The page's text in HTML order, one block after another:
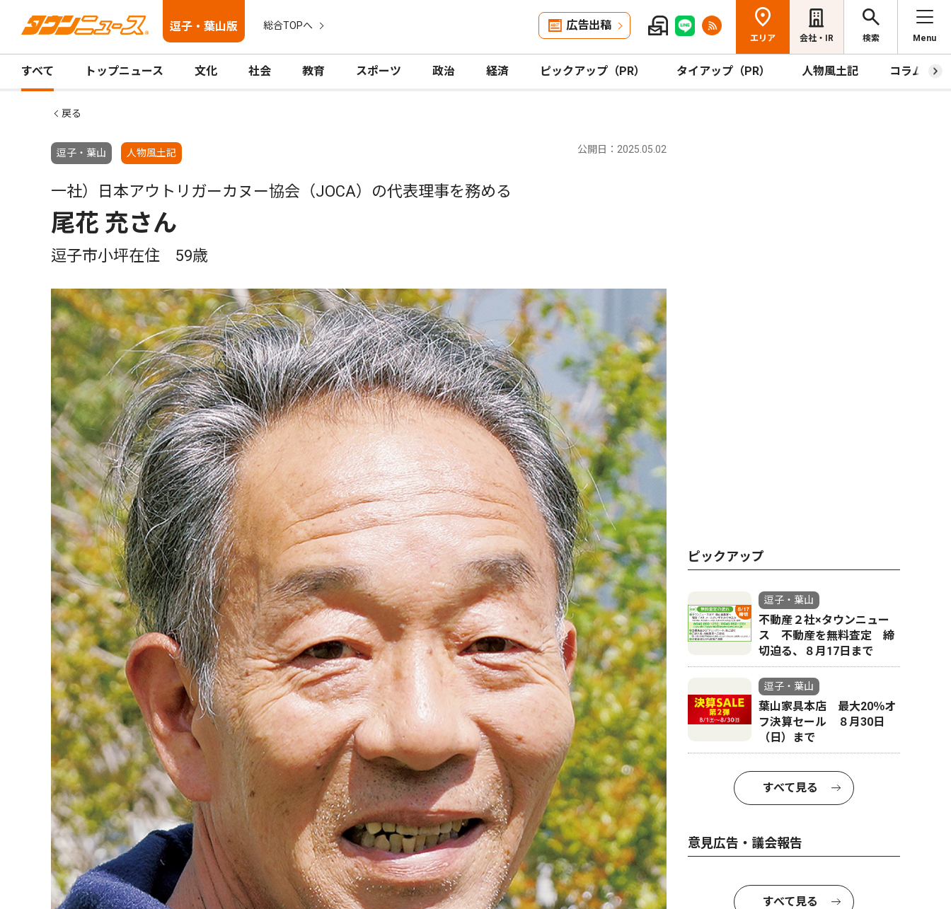
逗子・葉山版 総合TOPへ 広告出稿
エリア 会社・IR 検索 Menu
すべて トップニュース 文化 社会 教育 スポーツ 政治 経済 ピックアップ（PR） タイアップ（PR） 人物風土記 コラム
戻る
逗子・葉山 人物風土記 公開日：2025.05.02
一社）日本アウトリガーカヌー協会（JOCA）の代表理事を務める
尾花 充さん
逗子市小坪在住 59歳
ピックアップ
逗子・葉山
不動産２社×タウンニュー
ス 不動産を無料査定 締
切迫る、８月17日まで
逗子・葉山
葉山家具本店 最大20％オ
フ決算セール ８月30日
（日）まで
すべて見る
意見広告・議会報告
すべて見る